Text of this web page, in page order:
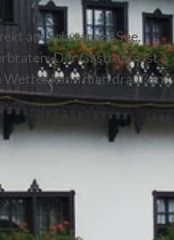
am Schwarzen See.
Der Gastraum ist
kann man draußen